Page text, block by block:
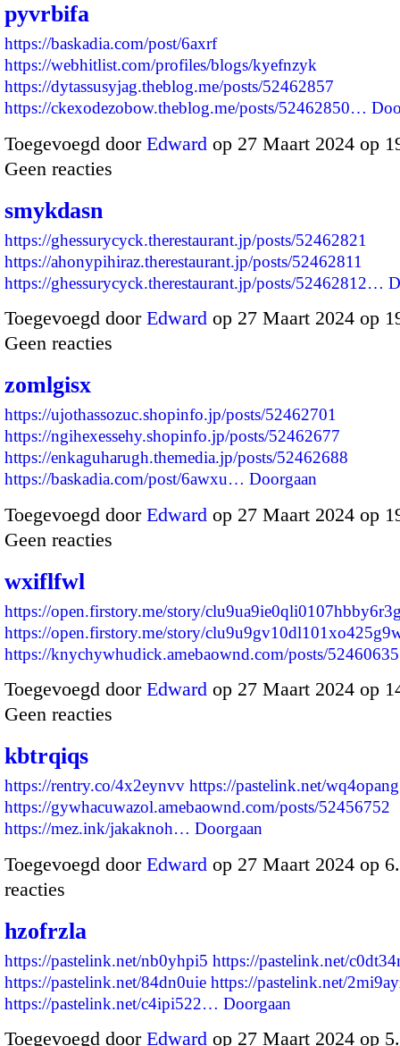
pyvrbifa
https://baskadia.com/post/6axrf
https://webhitlist.com/profiles/blogs/kyefnzyk
https://dytassusyjag.theblog.me/posts/52462857
https://ckexodezobow.theblog.me/posts/52462850…
Toegevoegd door Edward op 27 Maart 2024 op
Geen reacties
smykdasn
https://ghessurycyck.therestaurant.jp/posts/52462821
https://ahonypihiraz.therestaurant.jp/posts/52462811
https://ghessurycyck.therestaurant.jp/posts/52462812…
Toegevoegd door Edward op 27 Maart 2024 op
Geen reacties
zomlgisx
https://ujothassozuc.shopinfo.jp/posts/52462701
https://ngihexessehy.shopinfo.jp/posts/52462677
https://enkaguharugh.themedia.jp/posts/52462688
https://baskadia.com/post/6awxu… Doorgaan
Toegevoegd door Edward op 27 Maart 2024 op
Geen reacties
wxiflfwl
https://open.firstory.me/story/
https://open.firstory.me/story/
https://knychywhudick.amebaownd.com/posts/
Toegevoegd door Edward op 27 Maart 2024 op
Geen reacties
kbtrqiqs
https://rentry.co/4x2eynvv https://pastelink.net/wq4opang
https://gywhacuwazol.amebaownd.com/posts/52456752
https://mez.ink/jakaknoh… Doorgaan
Toegevoegd door Edward op 27 Maart 2024 op
reacties
hzofrzla
https://pastelink.net/nb0yhpi5 https://pastelink.net/
https://pastelink.net/84dn0uie https://pastelink.net/
https://pastelink.net/c4ipi522… Doorgaan
Toegevoegd door Edward op 27 Maart 2024 op